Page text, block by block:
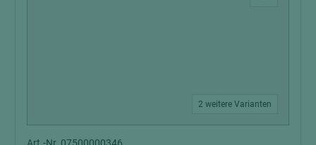
2 weitere Varianten